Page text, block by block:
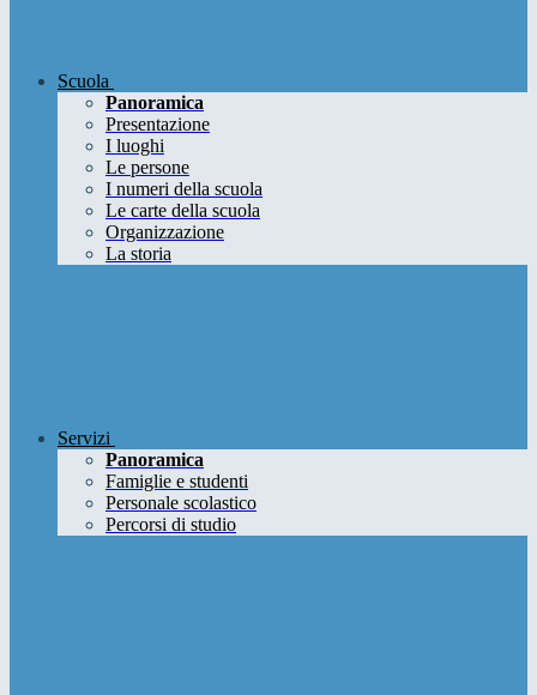
Scuola
Panoramica
Presentazione
I luoghi
Le persone
I numeri della scuola
Le carte della scuola
Organizzazione
La storia
Servizi
Panoramica
Famiglie e studenti
Personale scolastico
Percorsi di studio